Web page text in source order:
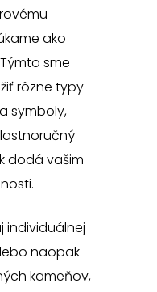
ako
sme
rôzne typy
symboly,
dodá vašim
individuálnej
naopak
kameňov,